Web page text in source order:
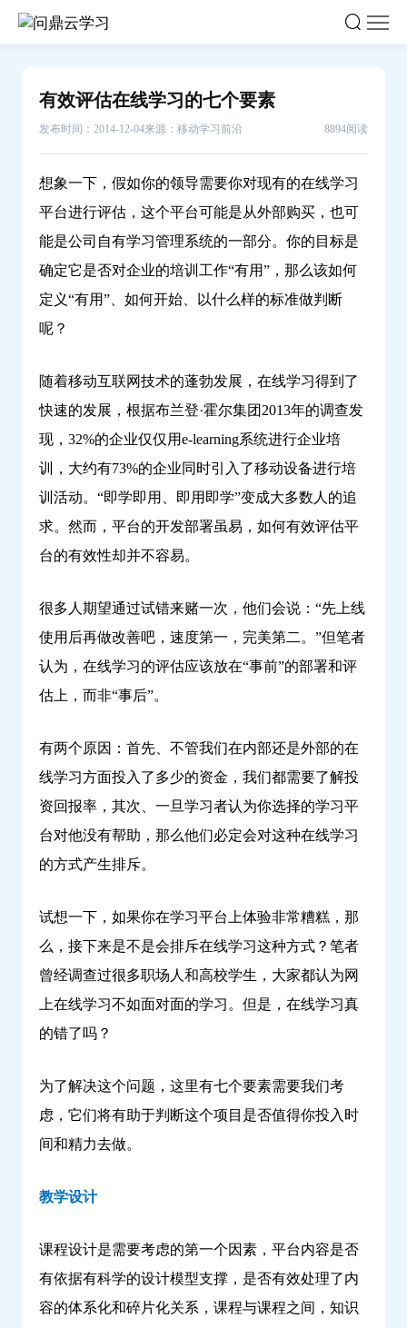
有效评估在线学习的七个要素
发布时间：2014-12-04来源：移动学习前沿 8894阅读
想象一下，假如你的领导需要你对现有的在线学习
平台进行评估，这个平台可能是从外部购买，也可
能是公司自有学习管理系统的一部分。你的目标是
确定它是否对企业的培训工作“有用”，那么该如何
定义“有用”、如何开始、以什么样的标准做判断
呢？
随着移动互联网技术的蓬勃发展，在线学习得到了
快速的发展，根据布兰登·霍尔集团2013年的调查发
现，32%的企业仅仅用e-learning系统进行企业培
训，大约有73%的企业同时引入了移动设备进行培
训活动。“即学即用、即用即学”变成大多数人的追
求。然而，平台的开发部署虽易，如何有效评估平
台的有效性却并不容易。
很多人期望通过试错来赌一次，他们会说：“先上线
使用后再做改善吧，速度第一，完美第二。”但笔者
认为，在线学习的评估应该放在“事前”的部署和评
估上，而非“事后”。
有两个原因：首先、不管我们在内部还是外部的在
线学习方面投入了多少的资金，我们都需要了解投
资回报率，其次、一旦学习者认为你选择的学习平
台对他没有帮助，那么他们必定会对这种在线学习
的方式产生排斥。
试想一下，如果你在学习平台上体验非常糟糕，那
么，接下来是不是会排斥在线学习这种方式？笔者
曾经调查过很多职场人和高校学生，大家都认为网
上在线学习不如面对面的学习。但是，在线学习真
的错了吗？
为了解决这个问题，这里有七个要素需要我们考
虑，它们将有助于判断这个项目是否值得你投入时
间和精力去做。
教学设计
课程设计是需要考虑的第一个因素，平台内容是否
有依据有科学的设计模型支撑，是否有效处理了内
容的体系化和碎片化关系，课程与课程之间，知识